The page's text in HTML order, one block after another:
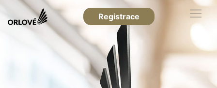
Registrace